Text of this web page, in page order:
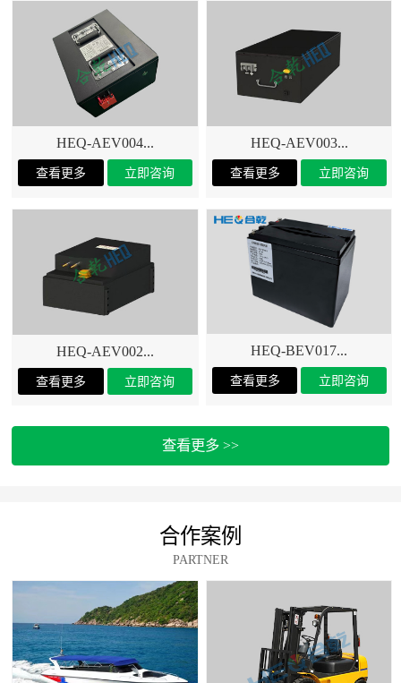
HEQ-AEV004... HEQ-AEV003...
HEQ-AEV002... HEQ-BEV017...
查看更多 >>
合作案例
PARTNER